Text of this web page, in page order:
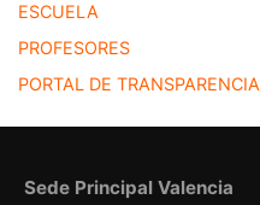
ESCUELA
PROFESORES
PORTAL DE TRANSPARENCIA
Sede Principal Valencia